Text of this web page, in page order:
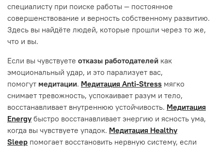
специалисту при поиске работы — постоянное
совершенствование и верность собственному развитию.
Здесь вы найдёте людей, которые прошли через то же,
что и вы.
Если вы чувствуете отказы работодателей как
эмоциональный удар, и это парализует вас,
помогут медитации. Медитация Anti-Stress мягко
снимает тревожность, успокаивает разум и тело,
восстанавливает внутреннюю устойчивость. Медитация
Energy быстро восстанавливает энергию и ясность ума,
когда вы чувствуете упадок. Медитация Healthy
Sleep помогает восстановить нервную систему, если